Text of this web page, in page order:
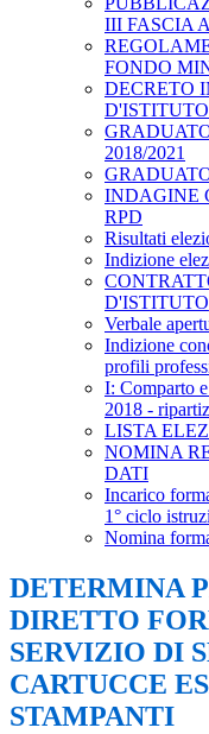
III FASCIA
FONDO
DECRETO
2018/2021
INDAGINE
RPD
Risultati
Indizione
D'ISTITUTO
Verbale
Indizione
profili
I: Comparto
2018 -
LISTA
NOMINA
DATI
Incarico
1° ciclo
Nomina
DETERMINA
DIRETTO
SERVIZIO DI
CARTUCCE
STAMPANTI